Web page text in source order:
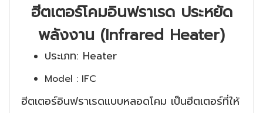
ฮีตเตอร์โคมอินฟราเรด ประหยัด
พลังงาน (Infrared Heater)
ประเภท: Heater
Model : IFC
ฮีตเตอร์อินฟราเรดแบบหลอดโคม เป็นฮีตเตอร์ที่ให้